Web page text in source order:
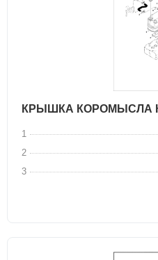
КРЫШКА КОРОМЫСЛА
1
2
3